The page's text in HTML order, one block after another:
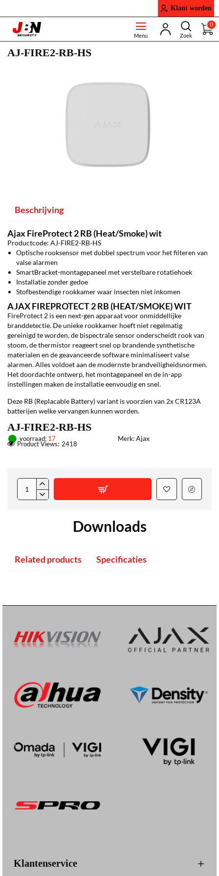
Klant worden
0
AJ-FIRE2-RB-HS
Beschrijving
Ajax FireProtect 2 RB (Heat/Smoke) wit
Productcode: AJ-FIRE2-RB-HS
Optische rooksensor met dubbel spectrum voor het filteren van
valse alarmen
SmartBracket-montagepaneel met verstelbare rotatiehoek
Installatie zonder gedoe
Stofbestendige rookkamer waar insecten niet inkomen
AJAX FIREPROTECT 2 RB (HEAT/SMOKE) WIT
FireProtect 2 is een next-gen apparaat voor onmiddellijke
branddetectie. De unieke rookkamer hoeft niet regelmatig
gereinigd te worden, de bispectrale sensor onderscheidt rook van
stoom, de thermistor reageert snel op brandende synthetische
materialen en de geavanceerde software minimaliseert valse
alarmen. Alles voldoet aan de modernste brandveiligheidsnormen.
Het doordachte ontwerp, het montagepaneel en de in-app
instellingen maken de installatie eenvoudig en snel.
Deze RB (Replacable Battery) variant is voorzien van 2x CR123A
batterijen welke vervangen kunnen worden.
AJ-FIRE2-RB-HS
voorraad: 17 Merk:Ajax
Product Views: 2418
Downloads
Related products Specificaties
Klantenservice